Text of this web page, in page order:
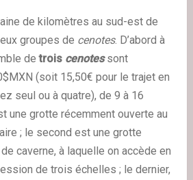
de kilomètres au sud-est de
groupes de cenotes. D’abord à
detrois cenotes sont
(soit 15,50€ pour le trajet en
seul ou à quatre), de 9 à 16
une grotte récemment ouverte au
; le second est une grotte
caverne, à laquelle on accède en
de trois échelles ; le dernier,